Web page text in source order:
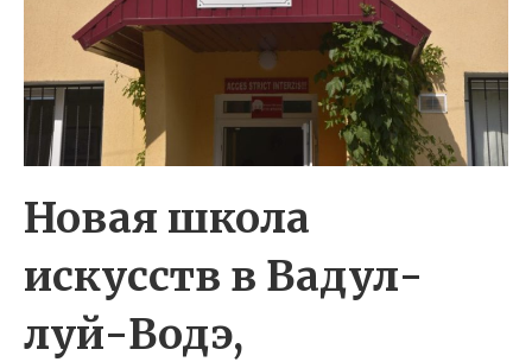
Новая школа
искусств в Вадул-
луй-Водэ,